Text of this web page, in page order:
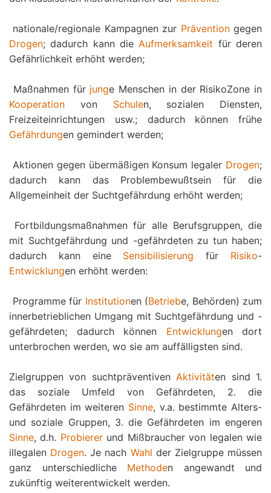
 nationale/regionale Kampagnen zur Präventiongegen
Drogen; dadurch kann dieAufmerksamkeit für deren
Gefährlichkeit erhöht werden;
 Maßnahmen für junge Menschen in der RisikoZone in
Kooperation von Schulen, sozialen Diensten,
Freizeiteinrichtungen usw.; dadurch können frühe
Gefährdungen gemindert werden;
 Aktionen gegen übermäßigen Konsum legaler Drogen;
dadurch kann das Problembewußtsein für die
Allgemeinheit der Suchtgefährdung erhöht werden;
 Fortbildungsmaßnahmen für alle Berufsgruppen, die
mit Suchtgefährdung und -gefährdeten zu tun haben;
dadurch kann eine Sensibilisierung für Risiko-
Entwicklungen erhöht werden:
 Programme für Institutionen (Betriebe, Behörden) zum
innerbetrieblichen Umgang mit Suchtgefährdung und -
gefährdeten; dadurch können Entwicklungen dort
unterbrochen werden, wo sie am auffälligsten sind.
Zielgruppen von suchtpräventivenAktivitäten sind 1.
das soziale Umfeld von Gefährdeten, 2. die
Gefährdeten im weiteren Sinne, v.a. bestimmte Alters-
und soziale Gruppen, 3. die Gefährdeten im engeren
Sinne, d.h. Probiererund Mißbraucher von legalen wie
illegalen Drogen. Je nach Wahl der Zielgruppe müssen
ganz unterschiedliche Methoden angewandt und
zukünftig weiterentwickelt werden.